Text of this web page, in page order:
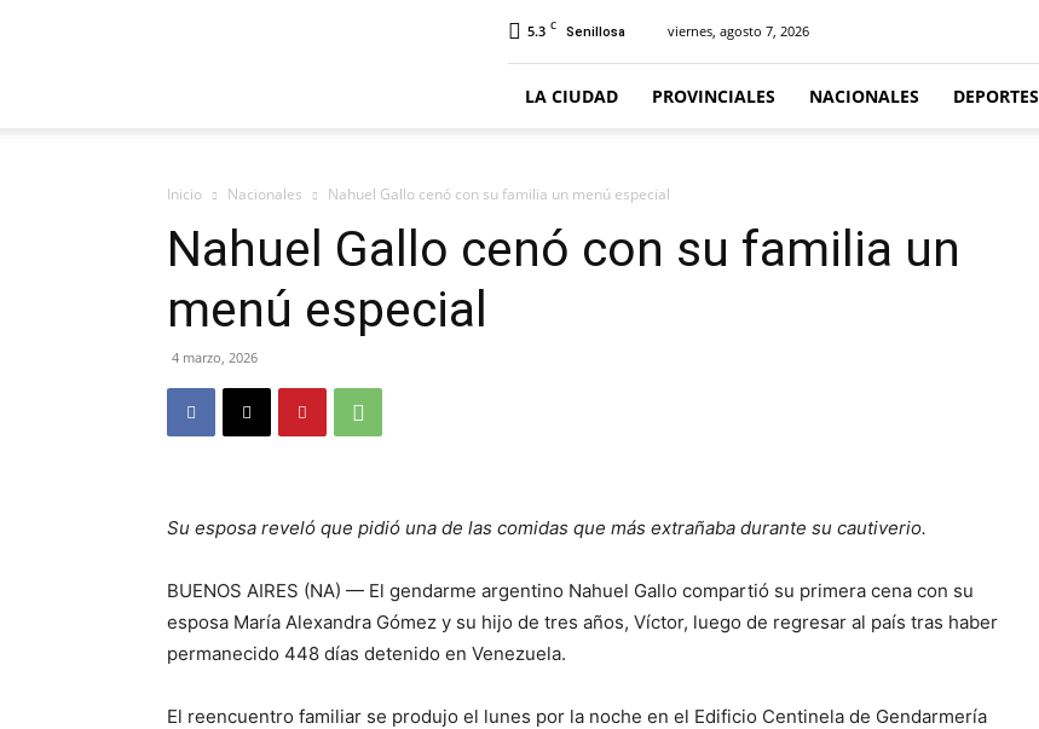
5.3 C Senillosa viernes, agosto 7, 2026
LA CIUDAD PROVINCIALES NACIONALES DEPORTES
Inicio Nacionales Nahuel Gallo cenó con su familia un menú especial
Nahuel Gallo cenó con su familia un
menú especial
4 marzo, 2026
Su esposa reveló que pidió una de las comidas que más extrañaba durante su cautiverio.
BUENOS AIRES (NA) — El gendarme argentino Nahuel Gallo compartió su primera cena con su
esposa María Alexandra Gómez y su hijo de tres años, Víctor, luego de regresar al país tras haber
permanecido 448 días detenido en Venezuela.
El reencuentro familiar se produjo el lunes por la noche en el Edificio Centinela de Gendarmería